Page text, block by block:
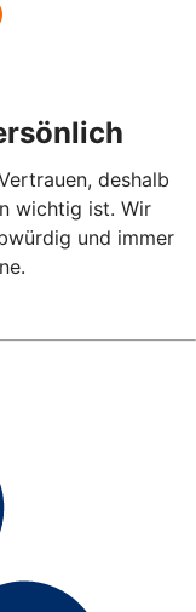
deshalb
wichtig ist. Wir
und immer